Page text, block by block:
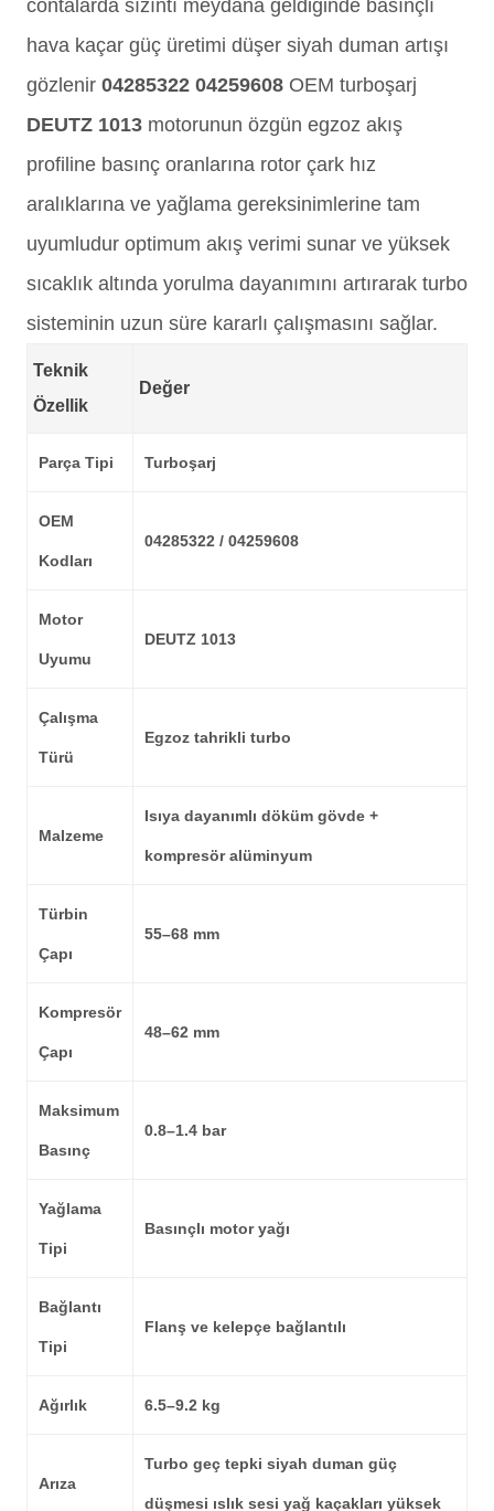
contalarda sızıntı meydana geldiğinde basınçlı
hava kaçar güç üretimi düşer siyah duman artışı
gözlenir 04285322 04259608 OEM turboşarj
DEUTZ 1013 motorunun özgün egzoz akış
profiline basınç oranlarına rotor çark hız
aralıklarına ve yağlama gereksinimlerine tam
uyumludur optimum akış verimi sunar ve yüksek
sıcaklık altında yorulma dayanımını artırarak turbo
sisteminin uzun süre kararlı çalışmasını sağlar.
Teknik
Özellik
Değer
Parça Tipi Turboşarj
OEM
Kodları
04285322 / 04259608
Motor
Uyumu
DEUTZ 1013
Çalışma
Türü
Egzoz tahrikli turbo
Malzeme
Isıya dayanımlı döküm gövde +
kompresör alüminyum
Türbin
Çapı
55–68 mm
Kompresör
Çapı
48–62 mm
Maksimum
Basınç
0.8–1.4 bar
Yağlama
Tipi
Basınçlı motor yağı
Bağlantı
Tipi
Flanş ve kelepçe bağlantılı
Ağırlık 6.5–9.2 kg
Arıza
Turbo geç tepki siyah duman güç
düşmesi ıslık sesi yağ kaçakları yüksek